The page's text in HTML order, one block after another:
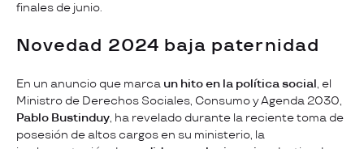
finales de junio.
Novedad 2024 baja paternidad
En un anuncio que marca un hito en la política social, el
Ministro de Derechos Sociales, Consumo y Agenda 2030,
Pablo Bustinduy, ha revelado durante la reciente toma de
posesión de altos cargos en su ministerio, la